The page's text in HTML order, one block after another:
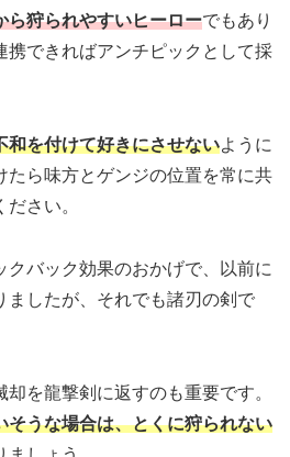
ら狩られやすいヒーローでもあり
携できればアンチピックとして採
和を付けて好きにさせないように
たら味方とゲンジの位置を常に共
さい。
クバック効果のおかげで、以前に
ましたが、それでも諸刃の剣で
を龍撃剣に返すのも重要です。
そうな場合は、とくに狩られない